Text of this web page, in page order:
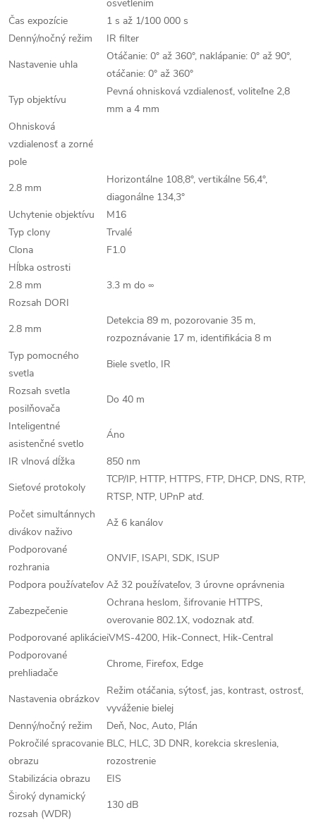
osvetlením
Čas expozície
1 s až 1/100 000 s
Denný/nočný režim
IR filter
Nastavenie uhla
Otáčanie: 0° až 360°, naklápanie: 0° až 90°,
otáčanie: 0° až 360°
Typ objektívu
Pevná ohnisková vzdialenosť, voliteľne 2,8
mm a 4 mm
Ohnisková
vzdialenosť a zorné
pole
2.8 mm
Horizontálne 108,8°, vertikálne 56,4°,
diagonálne 134,3°
Uchytenie objektívu
M16
Typ clony
Trvalé
Clona
F1.0
Hĺbka ostrosti
2.8 mm
3.3 m do ∞
Rozsah DORI
2.8 mm
Detekcia 89 m, pozorovanie 35 m,
rozpoznávanie 17 m, identifikácia 8 m
Typ pomocného
svetla
Biele svetlo, IR
Rozsah svetla
posilňovača
Do 40 m
Inteligentné
asistenčné svetlo
Áno
IR vlnová dĺžka
850 nm
Sieťové protokoly
TCP/IP, HTTP, HTTPS, FTP, DHCP, DNS, RTP,
RTSP, NTP, UPnP atď.
Počet simultánnych
divákov naživo
Až 6 kanálov
Podporované
rozhrania
ONVIF, ISAPI, SDK, ISUP
Podpora používateľov Až 32 používateľov, 3 úrovne oprávnenia
Zabezpečenie
Ochrana heslom, šifrovanie HTTPS,
overovanie 802.1X, vodoznak atď.
Podporované aplikácieiVMS-4200, Hik-Connect, Hik-Central
Podporované
prehliadače
Chrome, Firefox, Edge
Nastavenia obrázkov
Režim otáčania, sýtosť, jas, kontrast, ostrosť,
vyváženie bielej
Denný/nočný režim
Deň, Noc, Auto, Plán
Pokročilé spracovanie
obrazu
BLC, HLC, 3D DNR, korekcia skreslenia,
rozostrenie
Stabilizácia obrazu
EIS
Široký dynamický
rozsah (WDR)
130 dB